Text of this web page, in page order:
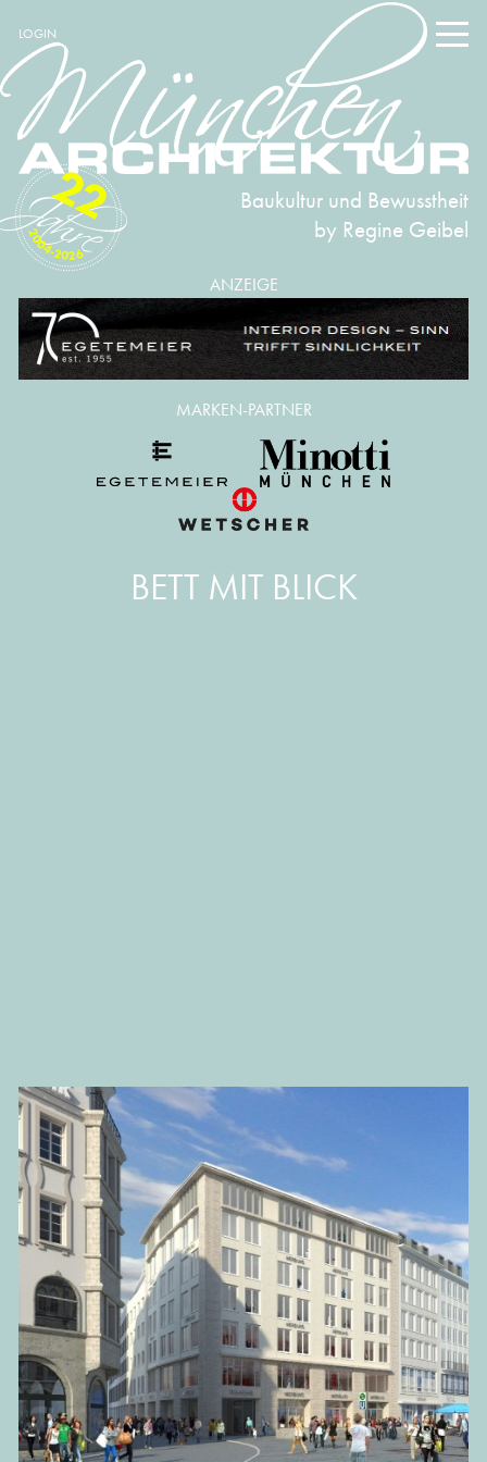
LOGIN
Baukultur und Bewusstheit
by Regine Geibel
2004-2026
22
ANZEIGE
BETT MIT BLICK